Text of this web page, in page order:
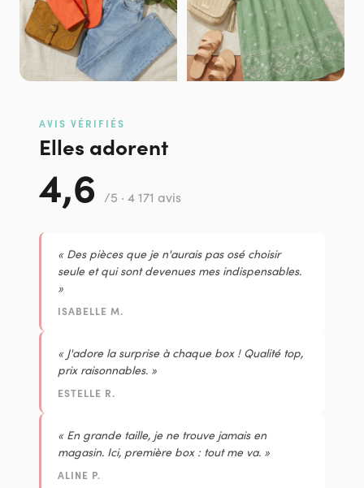
AVIS VÉRIFIÉS
Elles adorent
4,6 /5 · 4 171 avis
« Des pièces que je n'aurais pas osé choisir
seule et qui sont devenues mes indispensables.
»
ISABELLE M.
« J'adore la surprise à chaque box ! Qualité top,
prix raisonnables. »
ESTELLE R.
« En grande taille, je ne trouve jamais en
magasin. Ici, première box : tout me va. »
ALINE P.